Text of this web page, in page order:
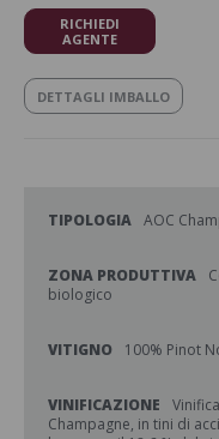
RICHIEDI
AGENTE
DETTAGLI IMBALLO
TIPOLOGIA AOC
ZONA PRODUTTIVA
biologico
VITIGNO 100% Pinot
VINIFICAZIONE
Champagne, in tini di